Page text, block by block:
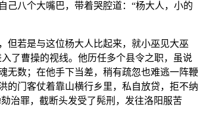
己八个大嘴巴，带着哭腔道：“杨大人，小的
但若是与这位杨大人比起来，就小巫见大巫
了曹操的视线。他历任多个县令之职，虽说
无数；在他手下当差，稍有疏忽也难逃一阵鞭
的门客仗着靠山横行乡里，私自放贷，拒不纳
治罪，截断头发受了髡刑，发往洛阳服苦